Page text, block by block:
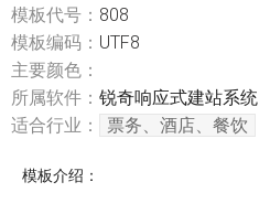
模板代号： 808
模板编码： UTF8
主要颜色：
所属软件： 锐奇响应式建站系统
适合行业：
票务、酒店、餐饮
模板介绍：